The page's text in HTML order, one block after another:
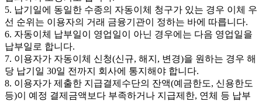
5. 납기일에 동일한 수종의 자동이체 청구가 있는 경우 이체 우
선 순위는 이용자의 거래 금융기관이 정하는 바에 따릅니다.
6. 자동이체 납부일이 영업일이 아닌 경우에는 다음 영업일을
납부일로 합니다.
7. 이용자가 자동이체 신청(신규, 해지, 변경)을 원하는 경우 해
당 납기일 30일 전까지 회사에 통지해야 합니다.
8. 이용자가 제출한 지급결제수단의 잔액(예금한도, 신용한도
등)이 예정 결제금액보다 부족하거나 지급제한, 연체 등 납부